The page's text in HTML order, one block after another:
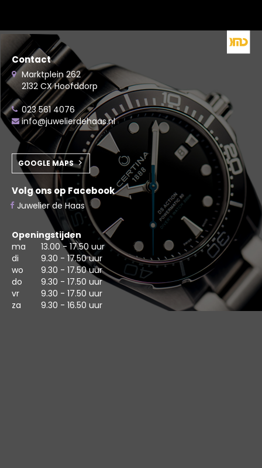
Contact
Marktplein 262
2132 CX Hoofddorp
023 561 4076
info@juwelierdehaas.nl
GOOGLE MAPS
Volg ons op Facebook
Juwelier de Haas
Openingstijden
ma
13.00 - 17.50 uur
di
9.30 - 17.50 uur
wo
9.30 - 17.50 uur
do
9.30 - 17.50 uur
vr
9.30 - 17.50 uur
za
9.30 - 16.50 uur